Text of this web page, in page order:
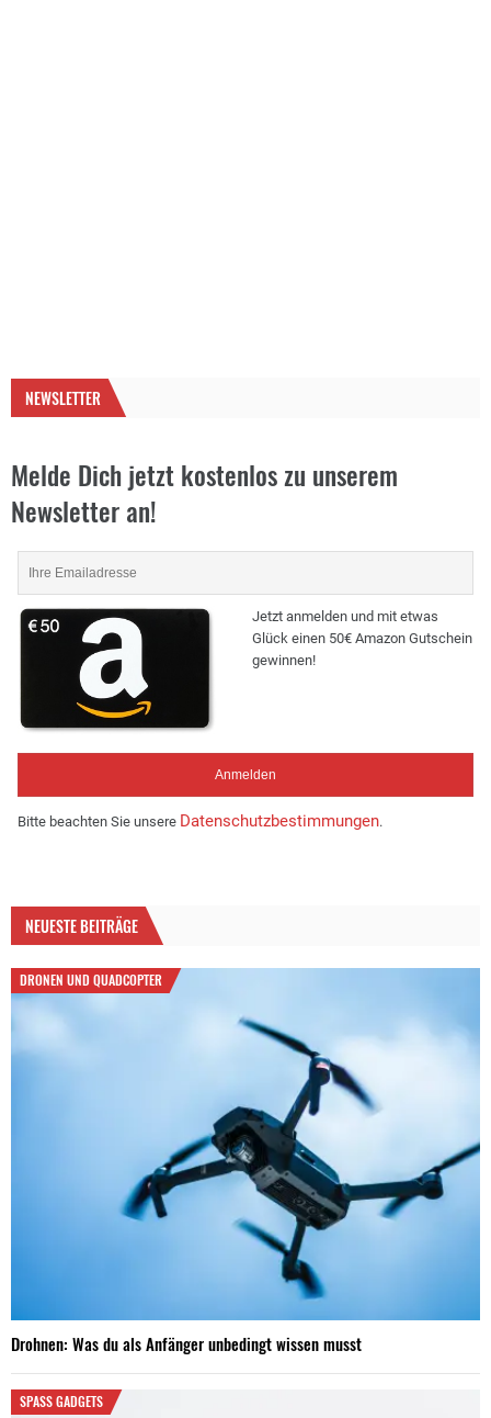
NEWSLETTER
Melde Dich jetzt kostenlos zu unserem
Newsletter an!
Jetzt anmelden und mit etwas
Glück einen 50€ Amazon Gutschein
gewinnen!
Bitte beachten Sie unsere Datenschutzbestimmungen.
NEUESTE BEITRÄGE
DRONEN UND QUADCOPTER
Drohnen: Was du als Anfänger unbedingt wissen musst
SPASS GADGETS